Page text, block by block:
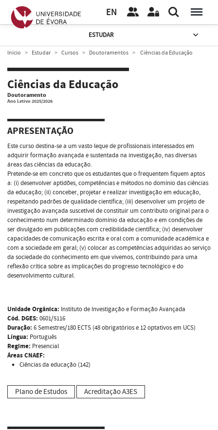
EN
ESTUDAR
Início Estudar Cursos Doutoramentos Ciências da Educação
Ciências da Educação
Doutoramento
Ano Letivo 2025/2026
APRESENTAÇÃO
Este curso destina-se a um vasto leque de profissionais interessados em
adquirir formação avançada e sustentada na investigação, nas diversas
áreas das ciências da educação.
Pretende-se em concreto que os estudantes que o frequentem fiquem aptos
a: (i) desenvolver aptidões, competências e métodos no domínio das ciências
da educação; (ii) conceber, projetar e realizar investigação em educação,
respeitando padrões de qualidade científica; (iii) desenvolver um projeto de
investigação avançada suscetível de constituir um contributo original para o
conhecimento num determinado domínio da educação e em condições de
ser divulgado em publicações com credibilidade científica; (iv) desenvolver
capacidades de comunicação escrita e oral com a comunidade académica e
com a sociedade em geral; (v) colocar as competências adquiridas ao serviço
da sociedade do conhecimento em que vivemos, contribuindo para uma
reflexão crítica sobre as implicações do progresso tecnológico e do
desenvolvimento cultural.
Unidade Orgânica: Instituto de Investigação e Formação Avançada
Cód. DGES: 0601/5116
Duração: 6 Semestres/180 ECTS (48 obrigatórios e 12 optativos em UCS)
Língua: Português
Regime: Presencial
Áreas CNAEF:
Ciências da educação (142)
Plano de Estudos Acreditação A3ES